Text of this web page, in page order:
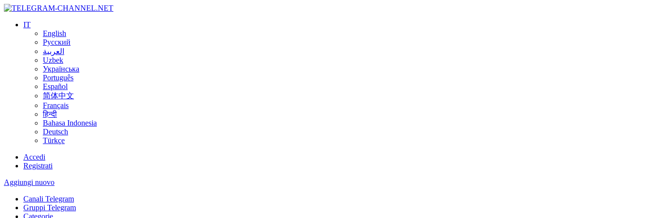
IT
English
Русский
العربية
Uzbek
Українська
Português
Español
简体中文
Français
हिन्दी
Bahasa Indonesia
Deutsch
Türkçe
Accedi
Registrati
Aggiungi nuovo
Canali Telegram
Gruppi Telegram
Categorie